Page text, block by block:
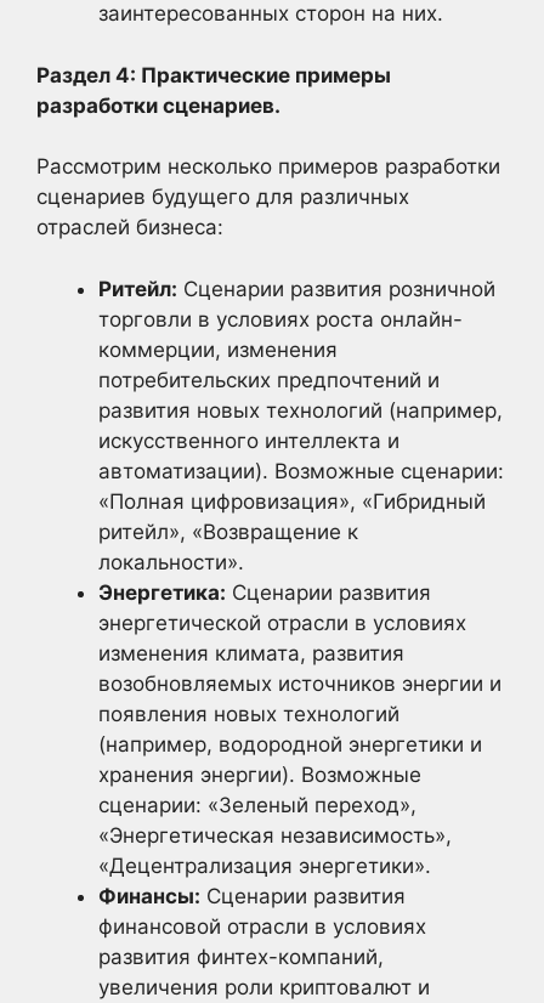
заинтересованных сторон на них.
Раздел 4: Практические примеры
разработки сценариев.
Рассмотрим несколько примеров разработки
сценариев будущего для различных
отраслей бизнеса:
Ритейл: Сценарии развития розничной
торговли в условиях роста онлайн-
коммерции, изменения
потребительских предпочтений и
развития новых технологий (например,
искусственного интеллекта и
автоматизации). Возможные сценарии:
«Полная цифровизация», «Гибридный
ритейл», «Возвращение к
локальности».
Энергетика: Сценарии развития
энергетической отрасли в условиях
изменения климата, развития
возобновляемых источников энергии и
появления новых технологий
(например, водородной энергетики и
хранения энергии). Возможные
сценарии: «Зеленый переход»,
«Энергетическая независимость»,
«Децентрализация энергетики».
Финансы: Сценарии развития
финансовой отрасли в условиях
развития финтех-компаний,
увеличения роли криптовалют и